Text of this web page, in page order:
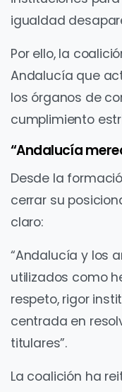
igualdad
Por ello, la
Andalucía que
los órganos de
cumplimiento
“Andalucía
Desde la
cerrar su
claro:
“Andalucía y los
utilizados como
respeto, rigor
centrada en
titulares”.
La coalición ha